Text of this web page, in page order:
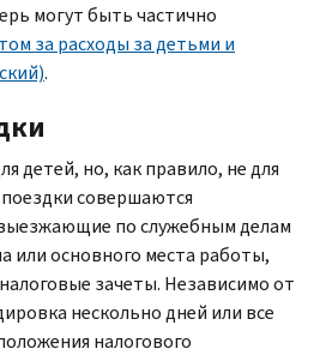
могут быть частично
за расходы за детьми и
.
детей, но, как правило, не для
совершаются
по служебным делам
или основного места работы,
зачеты. Независимо от
нескольно дней или все
налогового